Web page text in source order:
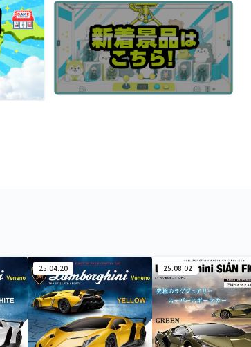
25.04.20 25.08.02